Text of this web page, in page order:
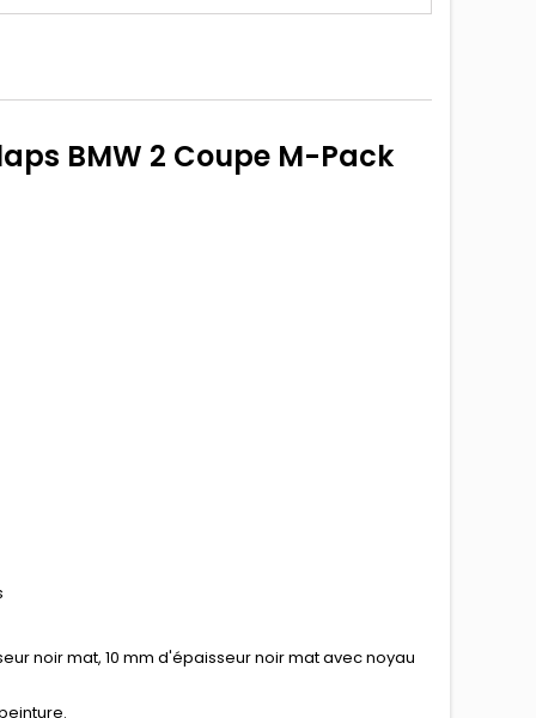
BMW 2 Coupe M-Pack
noir mat, 10 mm d'épaisseur noir mat avec noyau